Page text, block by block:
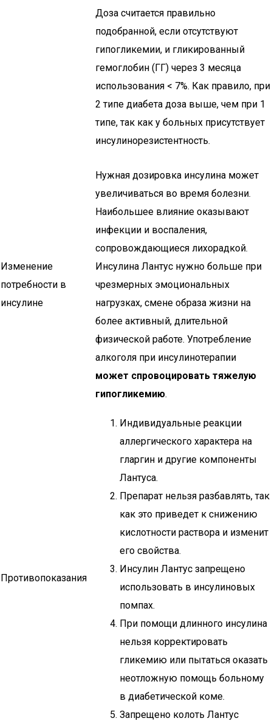
Доза считается правильно
подобранной, если отсутствуют
гипогликемии, и гликированный
гемоглобин (ГГ) через 3 месяца
использования < 7%. Как правило, при
2 типе диабета доза выше, чем при 1
типе, так как у больных присутствует
инсулинорезистентность.
Изменение
потребности в
инсулине
Нужная дозировка инсулина может
увеличиваться во время болезни.
Наибольшее влияние оказывают
инфекции и воспаления,
сопровождающиеся лихорадкой.
Инсулина Лантус нужно больше при
чрезмерных эмоциональных
нагрузках, смене образа жизни на
более активный, длительной
физической работе. Употребление
алкоголя при инсулинотерапии
может спровоцировать тяжелую
гипогликемию.
Противопоказания
Индивидуальные реакции
аллергического характера на
гларгин и другие компоненты
Лантуса.
Препарат нельзя разбавлять, так
как это приведет к снижению
кислотности раствора и изменит
его свойства.
Инсулин Лантус запрещено
использовать в инсулиновых
помпах.
При помощи длинного инсулина
нельзя корректировать
гликемию или пытаться оказать
неотложную помощь больному
в диабетической коме.
Запрещено колоть Лантус